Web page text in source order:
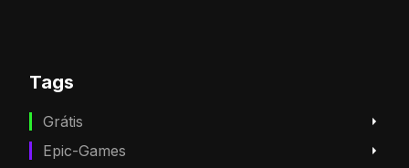
Tags
Grátis
Epic-Games